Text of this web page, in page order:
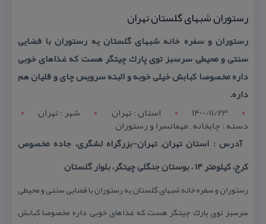
رستوران شبهای گلستان تهران
رستوران و سفره خانه شبهای گلستان یه رستوران با فضایی
سنتی و محیطی سرسبز توی پارك چیتگر هست كه غذاهای خوبی
داره مخصوصا كبابش خیلی خوبه و البته سرویس چای و قلیان هم
داره.
1400/11/23
استان : تهران شهر : تهران
دسته : چایخانه , مهمانسرا و رستوران
آدرس : استان تهران, تهران-بزرگراه لشگری، جاده مخصوص
كرج، كیلومتر ۱۴ ، بوستان جنگلی چیتگر، بلوار گلستان
رستوران و سفره خانه شبهای گلستان یه رستوران با فضایی سنتی و محیطی
سرسبز توی پارك چیتگر هست كه غذاهای خوبی داره مخصوصا كبابش